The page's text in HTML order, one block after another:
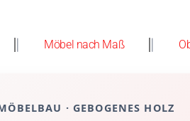
Möbel nach Maß
· GEBOGENES HOLZ